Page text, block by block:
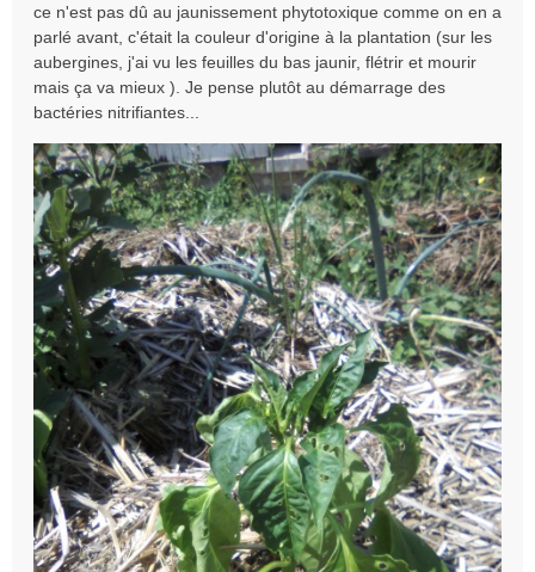
g
e
n
n
l
u
ce n'est pas dû au jaunissement phytotoxique comme on en a
parlé avant, c'était la couleur d'origine à la plantation (sur les
aubergines, j'ai vu les feuilles du bas jaunir, flétrir et mourir
mais ça va mieux ). Je pense plutôt au démarrage des
bactéries nitrifiantes...